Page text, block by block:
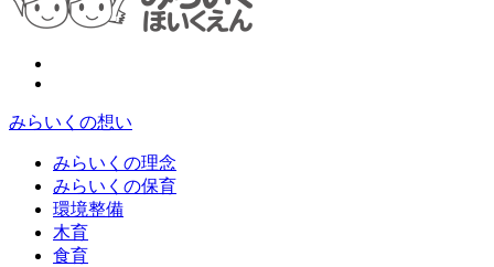
みらいくの想い
みらいくの理念
みらいくの保育
環境整備
木育
食育